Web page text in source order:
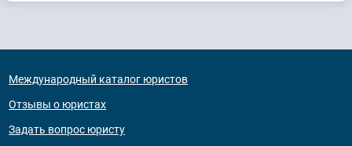
Международный каталог юристов
Отзывы о юристах
Задать вопрос юристу